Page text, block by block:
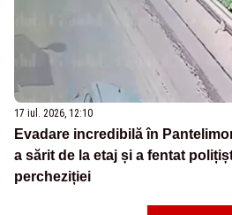
17 iul. 2026, 12:10
Evadare incredibilă în
a sărit de la etaj și a fentat
percheziției